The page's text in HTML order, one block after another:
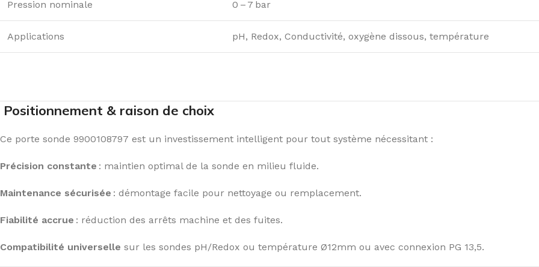
Pression nominale 0 – 7 bar
Applications pH, Redox, Conductivité, oxygène dissous, température
Positionnement & raison de choix
Ce porte sonde 9900108797 est un investissement intelligent pour tout système nécessitant :
Précision constante : maintien optimal de la sonde en milieu fluide.
Maintenance sécurisée : démontage facile pour nettoyage ou remplacement.
Fiabilité accrue : réduction des arrêts machine et des fuites.
Compatibilité universelle sur les sondes pH/Redox ou température Ø12mm ou avec connexion PG 13,5.